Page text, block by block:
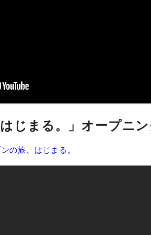
はじまる。」オープニ
の旅、はじまる。